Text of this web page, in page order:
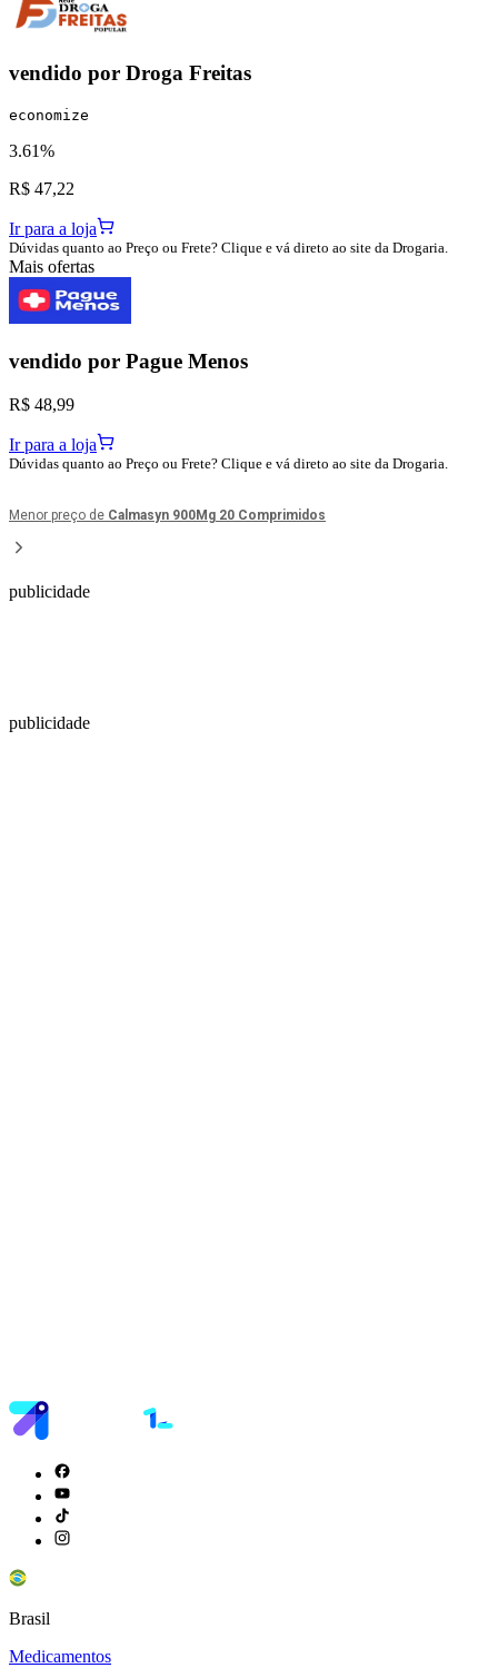
vendido por Droga Freitas
economize
3.61%
R$ 47,22
Ir para a loja
Dúvidas quanto ao Preço ou Frete? Clique e vá direto ao site da Drogaria.
Mais ofertas
vendido por Pague Menos
R$ 48,99
Ir para a loja
Dúvidas quanto ao Preço ou Frete? Clique e vá direto ao site da Drogaria.
Menor preço de Calmasyn 900Mg 20 Comprimidos
publicidade
publicidade
Brasil
Medicamentos